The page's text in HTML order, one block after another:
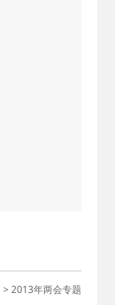
> 2013年两会专题